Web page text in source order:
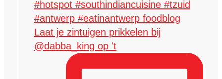
Laat je zintuigen prikkelen bij
@dabba_king op 't